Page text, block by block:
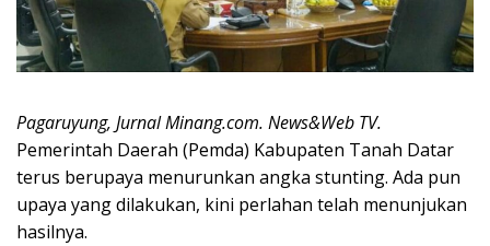
Pagaruyung, Jurnal Minang.com. News&Web TV.
Pemerintah Daerah (Pemda) Kabupaten Tanah Datar
terus berupaya menurunkan angka stunting. Ada pun
upaya yang dilakukan, kini perlahan telah menunjukan
hasilnya.